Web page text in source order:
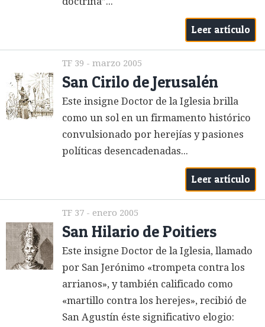
Leer artículo
TF 39 - marzo 2005
San Cirilo de Jerusalén
Este insigne Doctor de la Iglesia brilla
como un sol en un firmamento histórico
convulsionado por herejías y pasiones
políticas desencadenadas...
Leer artículo
TF 37 - enero 2005
San Hilario de Poitiers
Este insigne Doctor de la Iglesia, llamado
por San Jerónimo «trompeta contra los
arrianos», y también calificado como
«martillo contra los herejes», recibió de
San Agustín éste significativo elogio: